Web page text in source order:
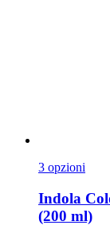
3 opzioni
Indola
(200 ml)